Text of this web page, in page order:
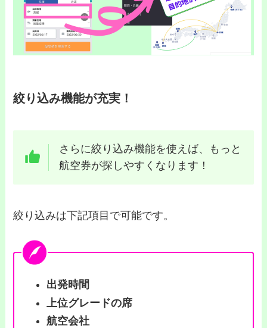
絞り込み機能が充実！
さらに絞り込み機能を使えば、もっと
航空券が探しやすくなります！
絞り込みは下記項目で可能です。
出発時間
上位グレードの席
航空会社